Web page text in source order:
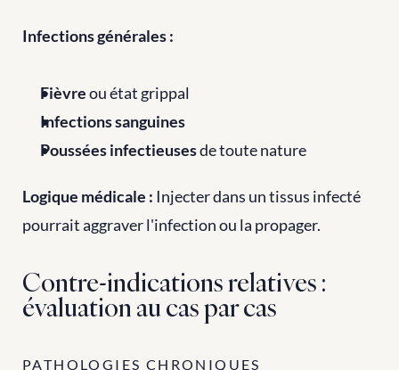
Infections générales :
Fièvre ou état grippal
Infections sanguines
Poussées infectieuses de toute nature
Logique médicale : Injecter dans un tissus infecté
pourrait aggraver l'infection ou la propager.
Contre-indications relatives :
évaluation au cas par cas
PATHOLOGIES CHRONIQUES